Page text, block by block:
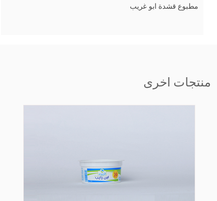
مطبوع قشدة ابو غريب
منتجات اخرى